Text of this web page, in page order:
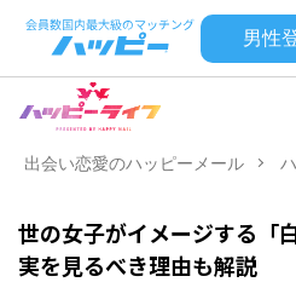
男性
出会い恋愛のハッピーメール
世の女子がイメージする「
実を見るべき理由も解説